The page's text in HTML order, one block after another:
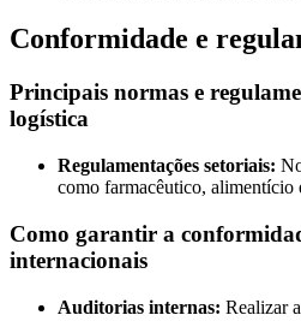
Conformidade e
Principais normas e
logística
Regulamentações setoriais:
como farmacêutico, alimentício
Como garantir a
internacionais
Auditorias internas: Realizar